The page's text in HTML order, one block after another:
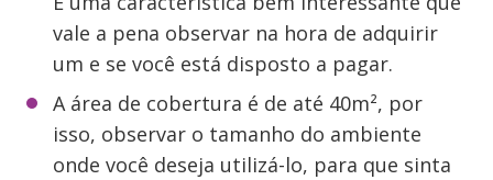
vale a pena observar na hora de adquirir
um e se você está disposto a pagar.
A área de cobertura é de até 40m², por
isso, observar o tamanho do ambiente
onde você deseja utilizá-lo, para que sinta